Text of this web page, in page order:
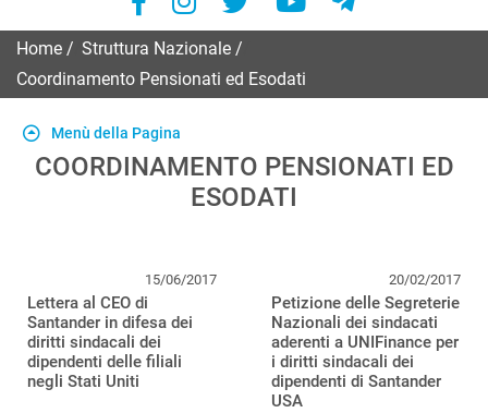
Home Struttura Nazionale
Coordinamento Pensionati ed Esodati
Menù della Pagina
COORDINAMENTO PENSIONATI ED
ESODATI
15/06/2017
Lettera al CEO di
Santander in difesa dei
diritti sindacali dei
dipendenti delle filiali
negli Stati Uniti
20/02/2017
Petizione delle Segreterie
Nazionali dei sindacati
aderenti a UNIFinance per
i diritti sindacali dei
dipendenti di Santander
USA